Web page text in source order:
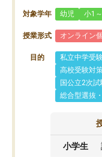
対象学年 幼児 小1
授業形式 オンライン
目的 私立中学受
高校受験対
国公立2次試
総合型選抜
小学生